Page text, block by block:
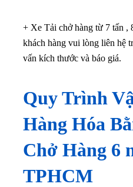
+ Xe Tải chở hàng từ 7 tấn ,
khách hàng vui lòng liên hệ
vấn kích thước và báo giá.
Quy Trình
Hàng Hóa
Chở Hàng 6
TPHCM